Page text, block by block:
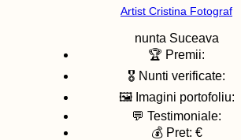
Artist Cristina Fotograf
nunta Suceava
🏆 Premii:
🎖️ Nunti verificate:
🖼️ Imagini portofoliu:
💬 Testimoniale:
💰 Pret: €